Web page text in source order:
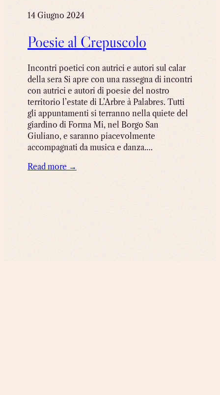
14 Giugno 2024
Poesie al Crepuscolo
Incontri poetici con autrici e autori sul calar
della sera Si apre con una rassegna di incontri
con autrici e autori di poesie del nostro
territorio l’estate di L’Arbre à Palabres. Tutti
gli appuntamenti si terranno nella quiete del
giardino di Forma Mi, nel Borgo San
Giuliano, e saranno piacevolmente
accompagnati da musica e danza.…
Read more →